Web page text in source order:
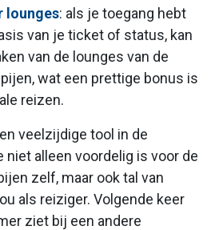
lounges: als je toegang hebt
van je ticket of status, kan
van de lounges van de
wat een prettige bonus is
reizen.
veelzijdige tool in de
alleen voordelig is voor de
zelf, maar ook tal van
als reiziger. Volgende keer
ziet bij een andere